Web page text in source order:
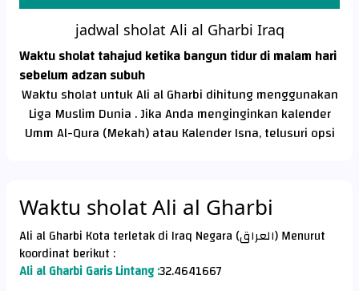
jadwal sholat Ali al Gharbi Iraq
Waktu sholat tahajud ketika bangun tidur di malam hari
sebelum adzan subuh
Waktu sholat untuk Ali al Gharbi dihitung menggunakan
Liga Muslim Dunia . Jika Anda menginginkan kalender
Umm Al-Qura (Mekah) atau Kalender Isna, telusuri opsi
Waktu sholat Ali al Gharbi
Ali al Gharbi Kota terletak di Iraq Negara (العراق) Menurut
koordinat berikut :
Ali al Gharbi Garis Lintang :32.4641667